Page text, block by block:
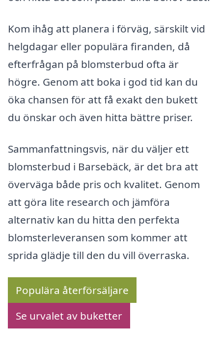
Kom ihåg att planera i förväg, särskilt vid
helgdagar eller populära firanden, då
efterfrågan på blomsterbud ofta är
högre. Genom att boka i god tid kan du
öka chansen för att få exakt den bukett
du önskar och även hitta bättre priser.
Sammanfattningsvis, när du väljer ett
blomsterbud i Barsebäck, är det bra att
överväga både pris och kvalitet. Genom
att göra lite research och jämföra
alternativ kan du hitta den perfekta
blomsterleveransen som kommer att
sprida glädje till den du vill överraska.
Populära återförsäljare
Se urvalet av buketter